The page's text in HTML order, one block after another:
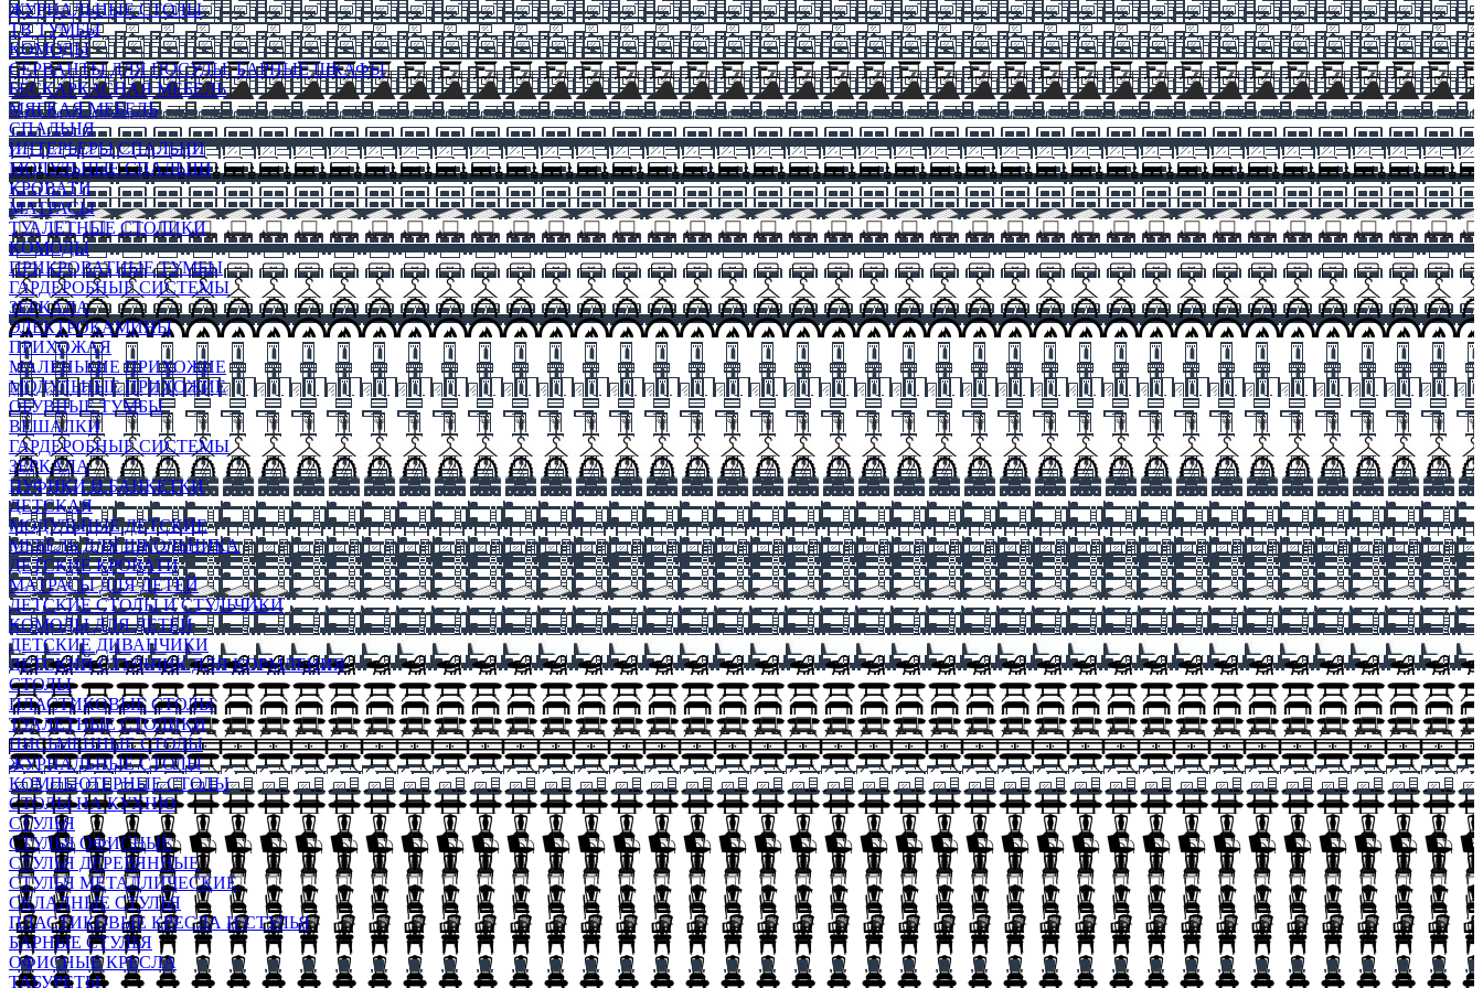
ЖУРНАЛЬНЫЕ СТОЛЫ
ТВ ТУМБЫ
КОМОДЫ
СЕРВАНТЫ ДЛЯ ПОСУДЫ, БАРНЫЕ ШКАФЫ
БЕСКАРКАСНАЯ МЕБЕЛЬ
МЯГКАЯ МЕБЕЛЬ
СПАЛЬНЯ
ИНТЕРЬЕРЫ СПАЛЬНИ
МОДУЛЬНЫЕ СПАЛЬНИ
КРОВАТИ
МАТРАСЫ
ТУАЛЕТНЫЕ СТОЛИКИ
КОМОДЫ
ПРИКРОВАТНЫЕ ТУМБЫ
ГАРДЕРОБНЫЕ СИСТЕМЫ
ЗЕРКАЛА
ЭЛЕКТРОКАМИНЫ
ПРИХОЖАЯ
МАЛЕНЬКИЕ ПРИХОЖИЕ
МОДУЛЬНЫЕ ПРИХОЖИЕ
ОБУВНЫЕ ТУМБЫ
ВЕШАЛКИ
ГАРДЕРОБНЫЕ СИСТЕМЫ
ЗЕРКАЛА
ПУФИКИ И БАНКЕТКИ
ДЕТСКАЯ
МОДУЛЬНЫЕ ДЕТСКИЕ
МЕБЕЛЬ ДЛЯ ШКОЛЬНИКА
ДЕТСКИЕ КРОВАТИ
МАТРАСЫ ДЛЯ ДЕТЕЙ
ДЕТСКИЕ СТОЛЫ И СТУЛЬЧИКИ
КОМОДЫ ДЛЯ ДЕТЕЙ
ДЕТСКИЕ ДИВАНЧИКИ
ДЕТСКИЙ СТУЛЬЧИК ДЛЯ КОРМЛЕНИЯ
СТОЛЫ
ПЛАСТИКОВЫЕ СТОЛЫ
ТУАЛЕТНЫЕ СТОЛИКИ
ПИСЬМЕННЫЕ СТОЛЫ
ЖУРНАЛЬНЫЕ СТОЛЫ
КОМПЬЮТЕРНЫЕ СТОЛЫ
СТОЛЫ НА КУХНЮ
СТУЛЬЯ
СТУЛЬЯ ОФИСНЫЕ
СТУЛЬЯ ДЕРЕВЯННЫЕ
СТУЛЬЯ МЕТАЛЛИЧЕСКИЕ
СКЛАДНЫЕ СТУЛЬЯ
ПЛАСТИКОВЫЕ КРЕСЛА И СТУЛЬЯ
БАРНЫЕ СТУЛЬЯ
ОФИСНЫЕ КРЕСЛА
ТАБУРЕТЫ